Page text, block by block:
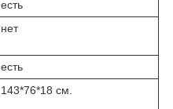
есть
нет
есть
143*76*18 см.